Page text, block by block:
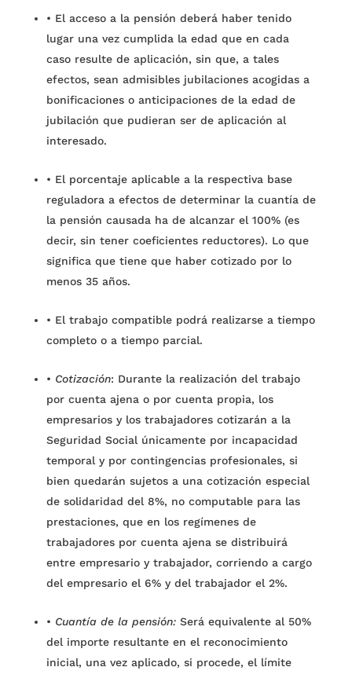
• El acceso a la pensión deberá haber tenido
lugar una vez cumplida la edad que en cada
caso resulte de aplicación, sin que, a tales
efectos, sean admisibles jubilaciones acogidas a
bonificaciones o anticipaciones de la edad de
jubilación que pudieran ser de aplicación al
interesado.
• El porcentaje aplicable a la respectiva base
reguladora a efectos de determinar la cuantía de
la pensión causada ha de alcanzar el 100% (es
decir, sin tener coeficientes reductores). Lo que
significa que tiene que haber cotizado por lo
menos 35 años.
• El trabajo compatible podrá realizarse a tiempo
completo o a tiempo parcial.
• Cotización: Durante la realización del trabajo
por cuenta ajena o por cuenta propia, los
empresarios y los trabajadores cotizarán a la
Seguridad Social únicamente por incapacidad
temporal y por contingencias profesionales, si
bien quedarán sujetos a una cotización especial
de solidaridad del 8%, no computable para las
prestaciones, que en los regímenes de
trabajadores por cuenta ajena se distribuirá
entre empresario y trabajador, corriendo a cargo
del empresario el 6% y del trabajador el 2%.
• Cuantía de la pensión:Será equivalente al 50%
del importe resultante en el reconocimiento
inicial, una vez aplicado, si procede, el límite